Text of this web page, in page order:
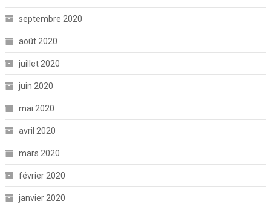
septembre 2020
août 2020
juillet 2020
juin 2020
mai 2020
avril 2020
mars 2020
février 2020
janvier 2020